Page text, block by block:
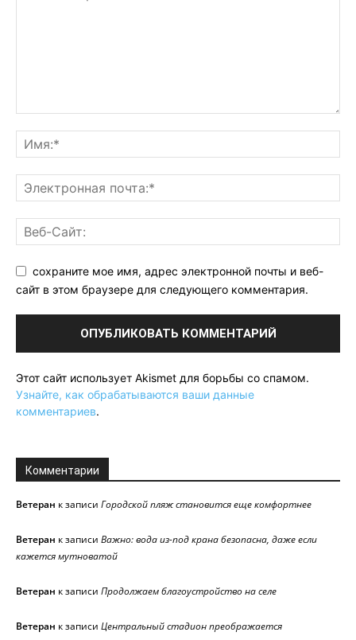
сохраните мое имя, адрес электронной почты и веб-
сайт в этом браузере для следующего комментария.
Этот сайт использует Akismet для борьбы со спамом.
Узнайте, как обрабатываются ваши данные
комментариев.
Комментарии
Ветеран к записи Городской пляж становится еще комфортнее
Ветеран к записи Важно: вода из-под крана безопасна, даже если
кажется мутноватой
Ветеран к записи Продолжаем благоустройство на селе
Ветеран к записи Центральный стадион преображается